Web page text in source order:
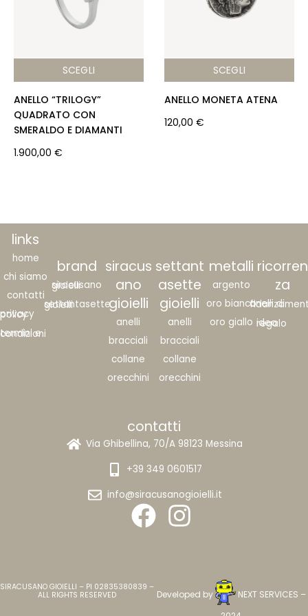
SCEGLI
ANELLO “TRILOGY”
QUADRATO CON
SMERALDO E DIAMANTI
1.900,00 €
SCEGLI
ANELLO MONETA ATENA
120,00 €
links
home
chi siamo
contatti
privacy policy
termini e condizioni
brand
siracusano gioielli
settantasette gioielli
siracus
ano
gioielli
anelli
bracciali
collane
orecchini
settant
asette
gioielli
anelli
bracciali
collane
orecchini
metalli
argento
oro bianco
oro giallo
ricorren
za
anelli di
idea regalo
contatti
Via Ghibellina, 70/A 98123 Messina
+39 349 0601517
info@siracusanogioielli.it
SIRACUSANO GIOIELLI – PI 02835380839 –
ALL RIGHTS RESERVED
Developed by NEXT SERVICES –